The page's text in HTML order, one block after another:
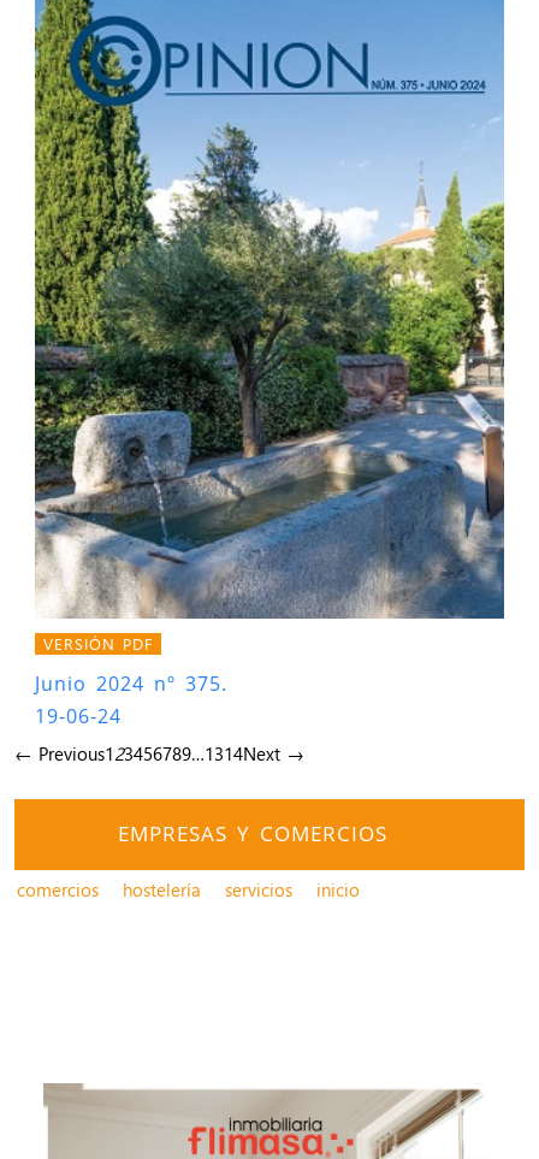
VERSIÓN PDF
Junio 2024 nº 375.
19-06-24
← Previous123456789…1314Next →
EMPRESAS Y COMERCIOS
comercios hostelería servicios inicio